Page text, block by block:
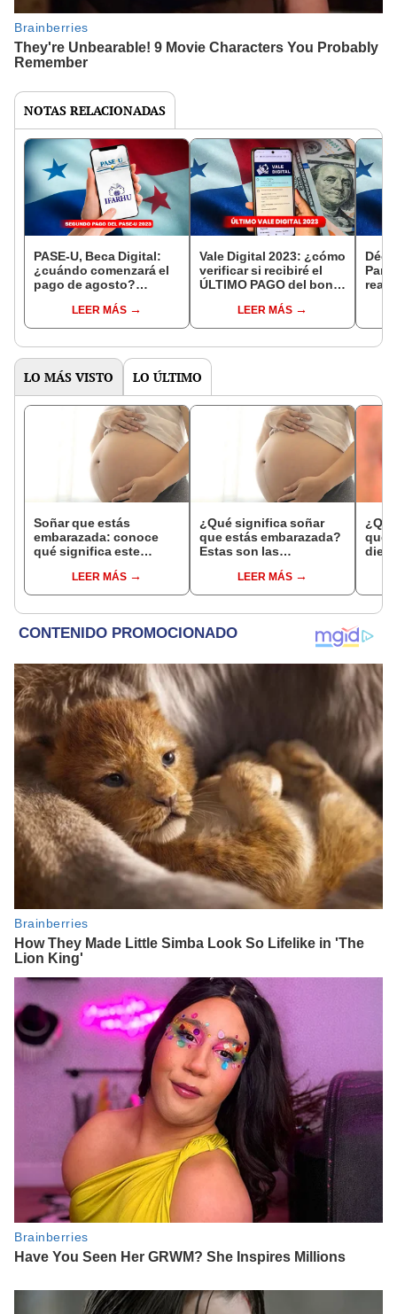
NOTAS RELACIONADAS
PASE-U, Beca Digital:
¿cuándo comenzará el
pago de agosto?
LEER MÁS
Vale Digital 2023: ¿cómo
verificar si recibiré el
ÚLTIMO PAGO del bono
LEER MÁS
LO MÁS VISTO LO ÚLTIMO
Soñar que estás
embarazada: conoce
qué significa este
LEER MÁS
¿Qué significa soñar
que estás embarazada?
Estas son las
comunesLEER MÁS
que